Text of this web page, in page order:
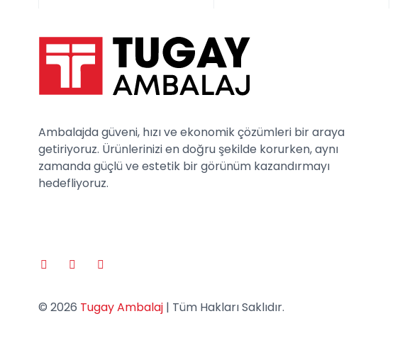
Ambalajda güveni, hızı ve ekonomik çözümleri bir araya
getiriyoruz. Ürünlerinizi en doğru şekilde korurken, aynı
zamanda güçlü ve estetik bir görünüm kazandırmayı
hedefliyoruz.
© 2026 Tugay Ambalaj | Tüm Hakları Saklıdır.